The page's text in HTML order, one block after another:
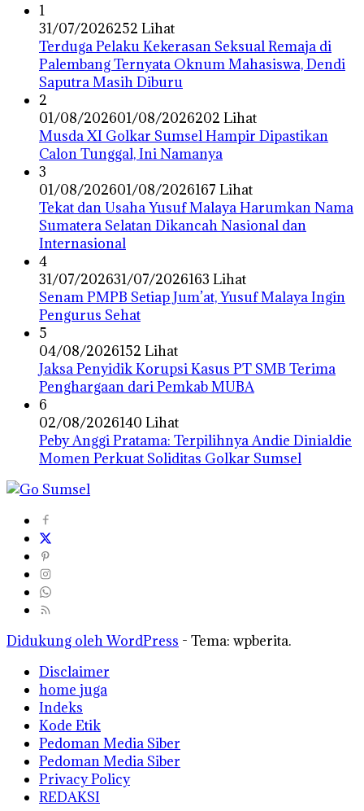
1
31/07/2026252 Lihat
Terduga Pelaku Kekerasan Seksual Remaja di
Palembang Ternyata Oknum Mahasiswa, Dendi
Saputra Masih Diburu
2
01/08/202601/08/2026202 Lihat
Musda XI Golkar Sumsel Hampir Dipastikan
Calon Tunggal, Ini Namanya
3
01/08/202601/08/2026167 Lihat
Tekat dan Usaha Yusuf Malaya Harumkan Nama
Sumatera Selatan Dikancah Nasional dan
Internasional
4
31/07/202631/07/2026163 Lihat
Senam PMPB Setiap Jum’at, Yusuf Malaya Ingin
Pengurus Sehat
5
04/08/2026152 Lihat
Jaksa Penyidik Korupsi Kasus PT SMB Terima
Penghargaan dari Pemkab MUBA
6
02/08/2026140 Lihat
Peby Anggi Pratama: Terpilihnya Andie Dinialdie
Momen Perkuat Soliditas Golkar Sumsel
Didukung oleh WordPress - Tema: wpberita.
Disclaimer
home juga
Indeks
Kode Etik
Pedoman Media Siber
Pedoman Media Siber
Privacy Policy
REDAKSI